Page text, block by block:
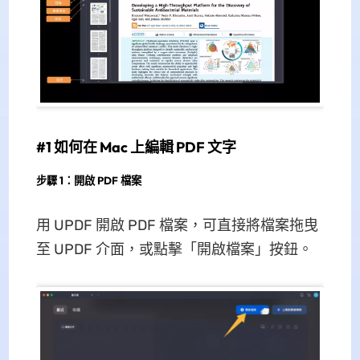
#1 如何在 Mac 上編輯 PDF 文字
步驟 1：開啟 PDF 檔案
用 UPDF 開啟 PDF 檔案，可直接將檔案拖曳
至 UPDF 介面，或點擊「開啟檔案」按鈕。